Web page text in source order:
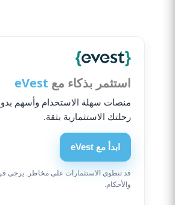
استثمر بذكاء مع eVest
منصات سهلة الاستخدام وأسهم
رحلتك الاستثمارية بثقة.
ابدأ مع eVest
قد تنطوي الاستثمارات على مخاطر. يرجى
والأحكام.